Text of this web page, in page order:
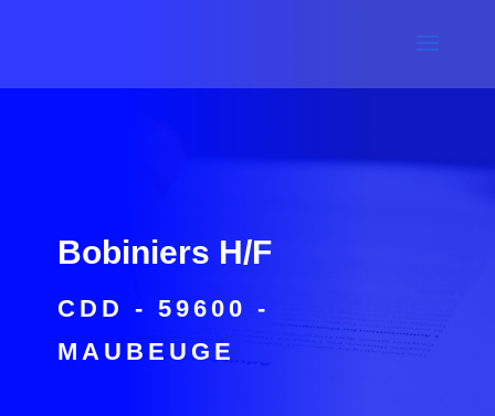
Bobiniers H/F
CDD - 59600 -
MAUBEUGE